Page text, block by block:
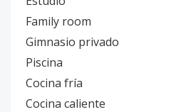
Family room
Gimnasio privado
Piscina
Cocina fría
Cocina caliente